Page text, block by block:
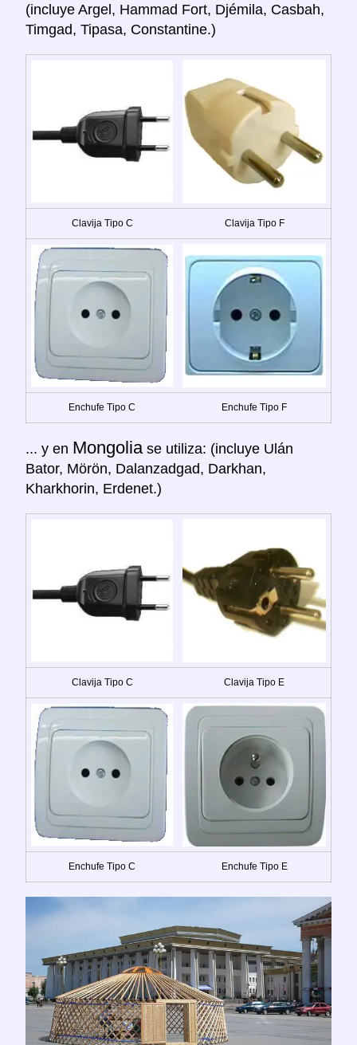
(incluye Argel, Hammad Fort, Djémila, Casbah,
Timgad, Tipasa, Constantine.)
Clavija Tipo C Clavija Tipo F
Enchufe Tipo C Enchufe Tipo F
... y en Mongolia se utiliza: (incluye Ulán
Bator, Mörön, Dalanzadgad, Darkhan,
Kharkhorin, Erdenet.)
Clavija Tipo C Clavija Tipo E
Enchufe Tipo C Enchufe Tipo E